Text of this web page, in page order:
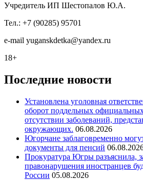
Учредитель ИП Шестопалов Ю.А.
Тел.: +7 (90285) 95701
e-mail yuganskdetka@yandex.ru
18+
Последние новости
Установлена уголовная
оборот поддельных
отсутствии заболеваний,
окружающих. 06.08.2026
Югорчане заблаговременно
документы для пенсий
Прокуратура Югры разъяснила,
правонарушения иностранцев
России 05.08.2026